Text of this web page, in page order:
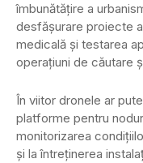
îmbunătăţire a
desfăşurare proiecte
medicală şi testarea
operaţiuni de căutare
În viitor dronele ar
platforme pentru
monitorizarea
şi la întreţinerea